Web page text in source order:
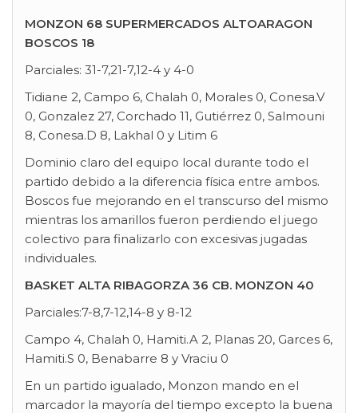
MONZON 68 SUPERMERCADOS ALTOARAGON
BOSCOS 18
Parciales: 31-7,21-7,12-4 y 4-0
Tidiane 2, Campo 6, Chalah 0, Morales 0, Conesa.V
0, Gonzalez 27, Corchado 11, Gutiérrez 0, Salmouni
8, Conesa.D 8, Lakhal 0 y Litim 6
Dominio claro del equipo local durante todo el
partido debido a la diferencia física entre ambos.
Boscos fue mejorando en el transcurso del mismo
mientras los amarillos fueron perdiendo el juego
colectivo para finalizarlo con excesivas jugadas
individuales.
BASKET ALTA RIBAGORZA 36 CB. MONZON 40
Parciales:7-8,7-12,14-8 y 8-12
Campo 4, Chalah 0, Hamiti.A 2, Planas 20, Garces 6,
Hamiti.S 0, Benabarre 8 y Vraciu 0
En un partido igualado, Monzon mando en el
marcador la mayoría del tiempo excepto la buena